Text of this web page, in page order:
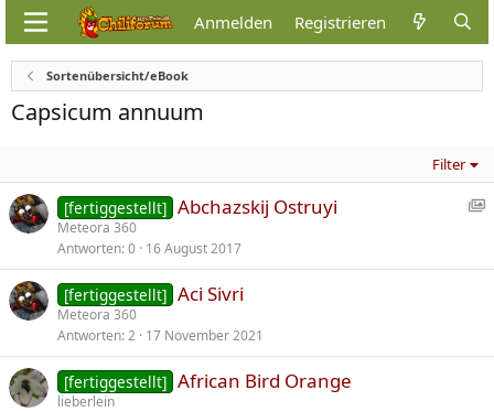
Anmelden Registrieren
Sortenübersicht/eBook
Capsicum annuum
Filter
S
[fertiggestellt] Abchazskij Ostruyi
Meteora 360
Antworten 0 16 August 2017
[fertiggestellt] Aci Sivri
Meteora 360
Antworten 2 17 November 2021
[fertiggestellt] African Bird Orange
lieberlein